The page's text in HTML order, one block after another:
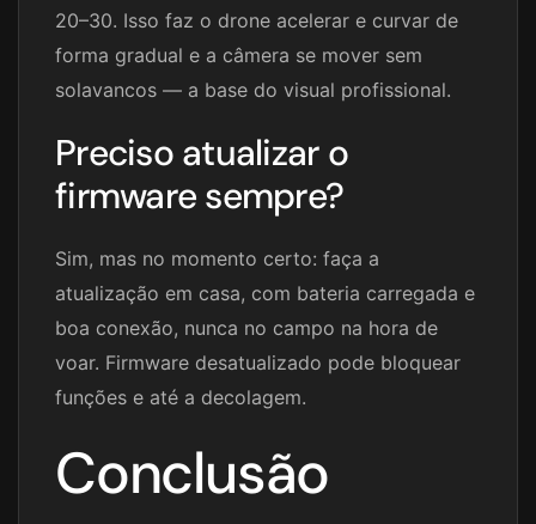
20–30. Isso faz o drone acelerar e curvar de
forma gradual e a câmera se mover sem
solavancos — a base do visual profissional.
Preciso atualizar o
firmware sempre?
Sim, mas no momento certo: faça a
atualização em casa, com bateria carregada e
boa conexão, nunca no campo na hora de
voar. Firmware desatualizado pode bloquear
funções e até a decolagem.
Conclusão